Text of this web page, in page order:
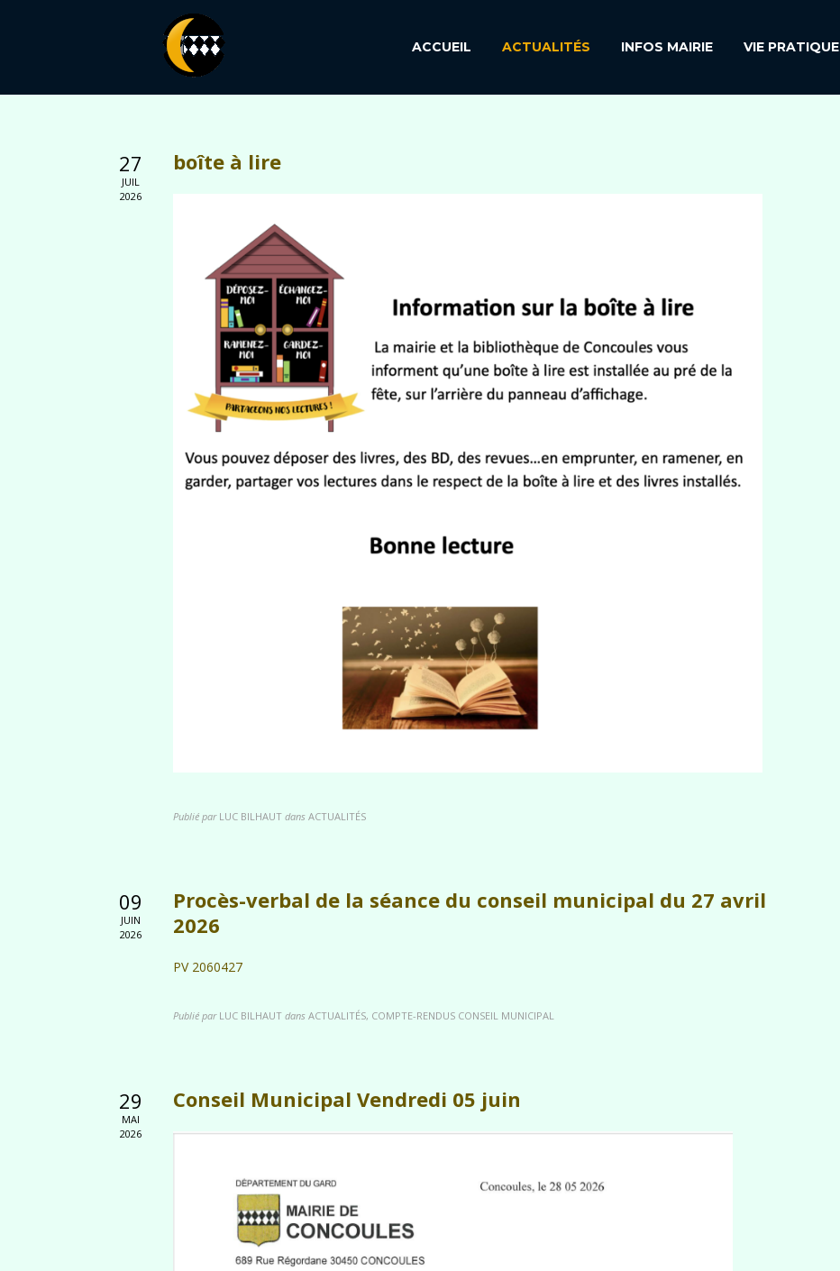
ACCUEIL ACTUALITÉS INFOS MAIRIE VIE PRATIQUE
27
JUIL
2026
boîte à lire
Publié par LUC BILHAUT dans ACTUALITÉS
09
JUIN
2026
Procès-verbal de la séance du conseil municipal du 27 avril
2026
PV 2060427
Publié par LUC BILHAUT dans ACTUALITÉS, COMPTE-RENDUS CONSEIL MUNICIPAL
29
MAI
2026
Conseil Municipal Vendredi 05 juin